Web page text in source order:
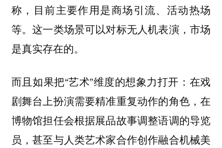
称，目前主要作用是商场引流、活动热场
等。这一类场景可以对标无人机表演，市场
是真实存在的。
而且如果把“艺术”维度的想象力打开：在戏
剧舞台上扮演需要精准重复动作的角色，在
博物馆担任会根据展品故事调整语调的导览
员，甚至与人类艺术家合作创作融合机械美